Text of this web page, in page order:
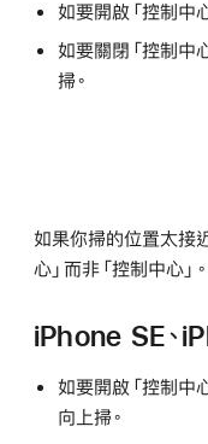
如要開啟「控制中
如要關閉「控制中
掃。
如果你掃的位置太接
心」而非「控制中心」。
iPhone SE、
如要開啟「控制中
向上掃。